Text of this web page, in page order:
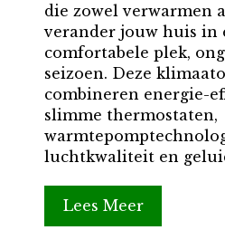
die zowel verwarmen
verander jouw huis in
comfortabele plek,
seizoen. Deze
combineren energie-
slimme thermostaten,
luchtkwaliteit en
Lees Meer